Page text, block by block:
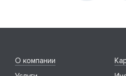
О компании